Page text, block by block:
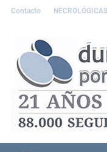
Contacto NECROLÓGICAS